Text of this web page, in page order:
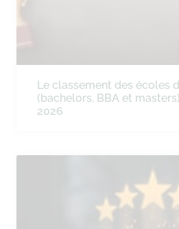
Le classement des écoles
(bachelors, BBA et
2026